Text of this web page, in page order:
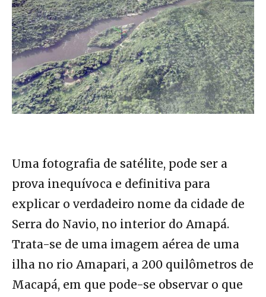
Uma fotografia de satélite, pode ser a
prova inequívoca e definitiva para
explicar o verdadeiro nome da cidade de
Serra do Navio, no interior do Amapá.
Trata-se de uma imagem aérea de uma
ilha no rio Amapari, a 200 quilômetros de
Macapá, em que pode-se observar o que